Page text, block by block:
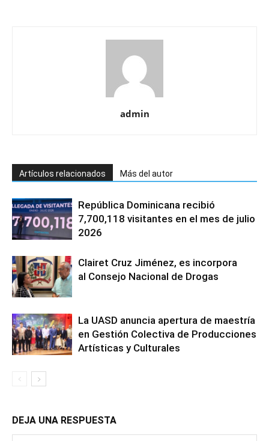
admin
Artículos relacionados Más del autor
República Dominicana recibió
7,700,118 visitantes en el mes de julio
2026
Clairet Cruz Jiménez, es incorpora
al Consejo Nacional de Drogas
La UASD anuncia apertura de maestría
en Gestión Colectiva de Producciones
Artísticas y Culturales
DEJA UNA RESPUESTA